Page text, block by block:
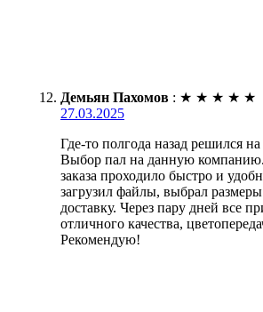
Демьян Пахомов : ★ ★ ★ ★ ★
27.03.2025
Где-то полгода назад решился на
Выбор пал на данную
заказа проходило быстро и
загрузил файлы, выбрал
доставку. Через пару дней все
отличного качества,
Рекомендую!